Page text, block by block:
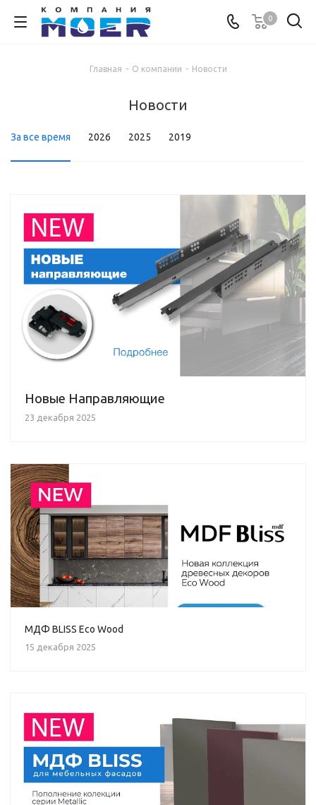
0
Главная - О компании - Новости
Новости
За все время 2026 2025 2019
Новые Направляющие
23 декабря 2025
МДФ BLISS Eco Wood
15 декабря 2025